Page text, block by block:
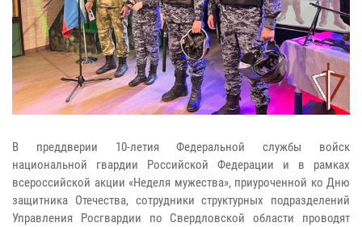
В преддверии 10-летия Федеральной службы войск
национальной гвардии Российской Федерации и в рамках
всероссийской акции «Неделя мужества», приуроченной ко Дню
защитника Отечества, сотрудники структурных подразделений
Управления Росгвардии по Свердловской области проводят